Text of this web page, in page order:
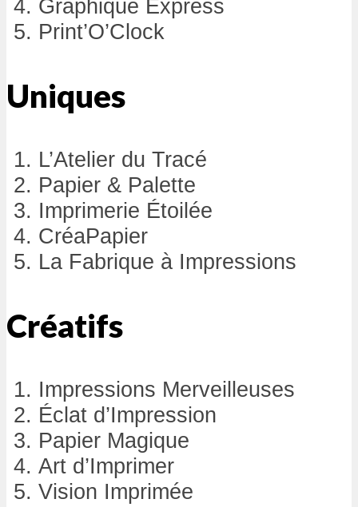
Graphique Express
Print’O’Clock
Uniques
L’Atelier du Tracé
Papier & Palette
Imprimerie Étoilée
CréaPapier
La Fabrique à Impressions
Créatifs
Impressions Merveilleuses
Éclat d’Impression
Papier Magique
Art d’Imprimer
Vision Imprimée